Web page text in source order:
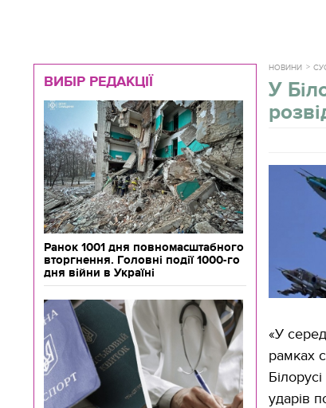
ВИБІР РЕДАКЦІЇ
Ранок 1001 дня повномасштабного
вторгнення. Головні події 1000-го
дня війни в Україні
НОВИНИ
У
«У
рамках
ударів